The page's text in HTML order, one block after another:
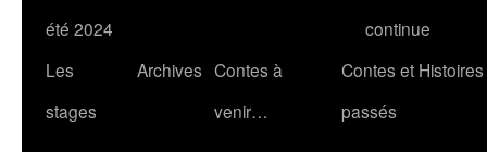
été 2024
continue
Les
stages
Archives Contes à
venir…
Contes et Histoires
passés